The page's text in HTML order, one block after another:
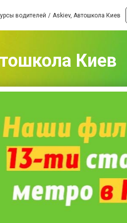
водителей Askiev, Автошкола Киев
Киев